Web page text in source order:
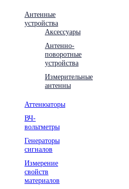
Антенные
устройства
Аксессуары
Антенно-
поворотные
устройства
Измерительные
антенны
Аттенюаторы
ВЧ-
вольтметры
Генераторы
сигналов
Измерение
свойств
материалов